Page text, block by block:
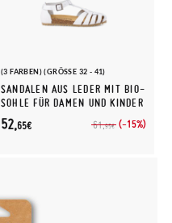
(3 FARBEN) (GRÖSSE 32 - 41)
SANDALEN AUS LEDER MIT BIO-
SOHLE FÜR DAMEN UND KINDER
61,95€ (-15%)
52,65€